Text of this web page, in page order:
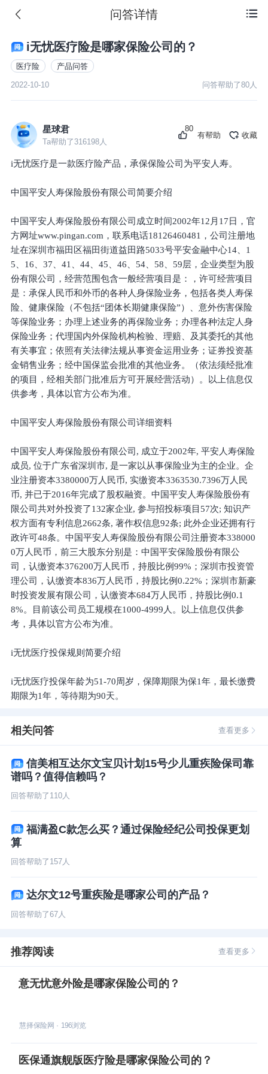
 问答详情
i无忧医疗险是哪家保险公司的？
医疗险 产品问答
2022-10-10 问答帮助了80人
星球君
Ta帮助了 316198人
80
有帮助 收藏
i无忧医疗是一款医疗险产品，承保保险公司为平安人寿。
中国平安人寿保险股份有限公司简要介绍
中国平安人寿保险股份有限公司成立时间2002年12月17日，官
方网址www.pingan.com，联系电话18126460481，公司注册地
址在深圳市福田区福田街道益田路5033号平安金融中心14、1
5、16、37、41、44、45、46、54、58、59层，企业类型为股
份有限公司，经营范围包含一般经营项目是：，许可经营项目
是：承保人民币和外币的各种人身保险业务，包括各类人寿保
险、健康保险（不包括“团体长期健康保险”）、意外伤害保险
等保险业务；办理上述业务的再保险业务；办理各种法定人身
保险业务；代理国内外保险机构检验、理赔、及其委托的其他
有关事宜；依照有关法律法规从事资金运用业务；证券投资基
金销售业务；经中国保监会批准的其他业务。（依法须经批准
的项目，经相关部门批准后方可开展经营活动）。以上信息仅
供参考，具体以官方公布为准。
中国平安人寿保险股份有限公司详细资料
中国平安人寿保险股份有限公司, 成立于2002年, 平安人寿保险
成员, 位于广东省深圳市, 是一家以从事保险业为主的企业。企
业注册资本3380000万人民币, 实缴资本3363530.7396万人民
币, 并已于2016年完成了股权融资。中国平安人寿保险股份有
限公司共对外投资了132家企业, 参与招投标项目57次; 知识产
权方面有专利信息2662条, 著作权信息92条; 此外企业还拥有行
政许可48条。中国平安人寿保险股份有限公司注册资本338000
0万人民币，前三大股东分别是：中国平安保险股份有限公
司，认缴资本376200万人民币，持股比例99%；深圳市投资管
理公司，认缴资本836万人民币，持股比例0.22%；深圳市新豪
时投资发展有限公司，认缴资本684万人民币，持股比例0.1
8%。目前该公司员工规模在1000-4999人。以上信息仅供参
考，具体以官方公布为准。
i无忧医疗投保规则简要介绍
i无忧医疗投保年龄为51-70周岁，保障期限为保1年，最长缴费
期限为1年，等待期为90天。
相关问答 查看更多
信美相互达尔文宝贝计划15号少儿重疾险保司靠
谱吗？值得信赖吗？
回答帮助了 110人
福满盈C款怎么买？通过保险经纪公司投保更划
算
回答帮助了 157人
达尔文12号重疾险是哪家公司的产品？
回答帮助了67人
推荐阅读 查看更多
意无忧意外险是哪家保险公司的？
慧择保险网 · 196浏览
医保通旗舰版医疗险是哪家保险公司的？